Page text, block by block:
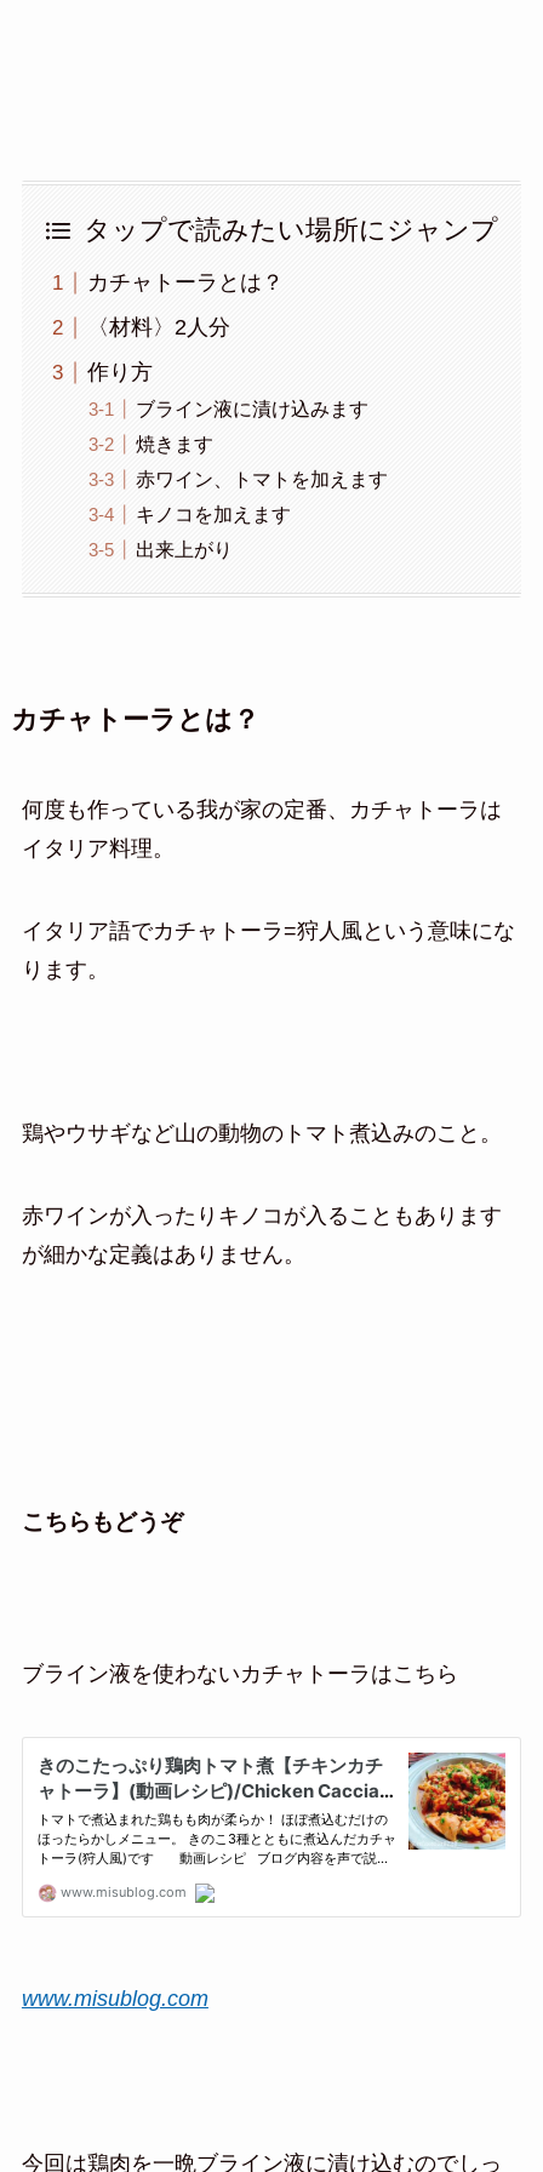
タップで読みたい場所にジャンプ
カチャトーラとは？
〈材料〉2人分
作り方
ブライン液に漬け込みます
焼きます
赤ワイン、トマトを加えます
キノコを加えます
出来上がり
カチャトーラとは？
何度も作っている我が家の定番、カチャトーラは
イタリア料理。
イタリア語でカチャトーラ=狩人風という意味にな
ります。
鶏やウサギなど山の動物のトマト煮込みのこと。
赤ワインが入ったりキノコが入ることもあります
が細かな定義はありません。
こちらもどうぞ
ブライン液を使わないカチャトーラはこちら
www.misublog.com
今回は鶏肉を一晩ブライン液に漬け込むのでしっ